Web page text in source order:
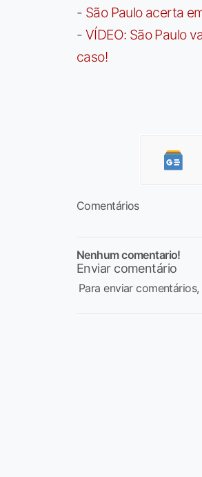
- São Paulo acerta
- VÍDEO: São Paulo
caso!
Comentários
Nenhum comentario!
Enviar comentário
Para enviar